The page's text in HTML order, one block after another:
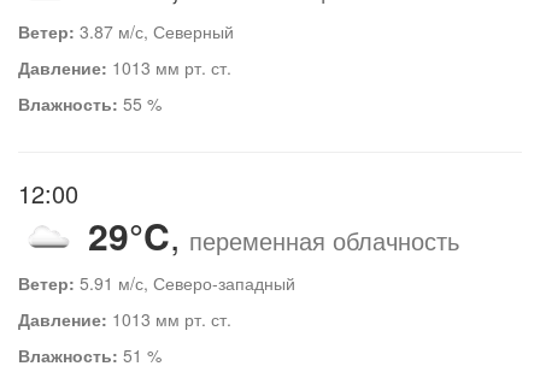
Ветер: 3.87 м/с, Северный
Давление: 1013 мм рт. ст.
Влажность: 55 %
12:00
29°C, переменная облачность
Ветер: 5.91 м/с, Северо-западный
Давление: 1013 мм рт. ст.
Влажность: 51 %